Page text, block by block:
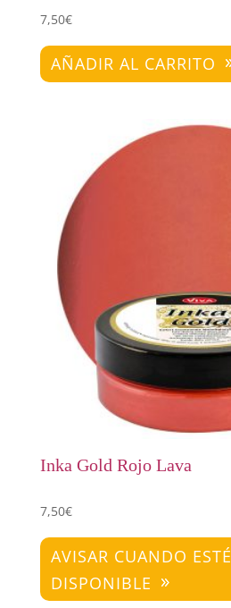
7,50€
AÑADIR AL CARRITO
Inka Gold Rojo Lava
7,50€
AVISAR CUANDO ESTÉ
DISPONIBLE